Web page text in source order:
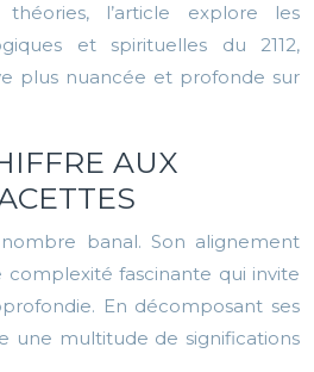
l’article explore les
et spirituelles du 2112,
plus nuancée et profonde sur
AUX
nombre banal. Son alignement
fascinante qui invite
En décomposant ses
une multitude de significations